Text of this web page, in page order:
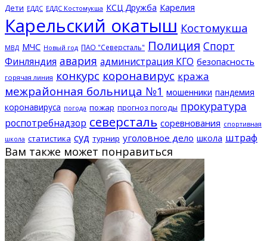
Дети ЕДДС ЕДДС Костомукша КСЦ Дружба Карелия
Карельский окатыш Костомукша
МВД МЧС Новый год ПАО "Северсталь" Полиция Спорт
Финляндия авария администрация КГО безопасность
горячая линия конкурс коронавирус кража
межрайонная больница №1 мошенники пандемия
коронавируса погода пожар прогноз погоды прокуратура
роспотребнадзор северсталь соревнования спортивная
школа статистика суд турнир уголовное дело школа штраф
Вам также может понравиться